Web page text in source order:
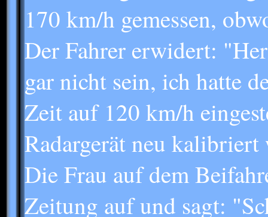
170 km/h gemessen,
Der Fahrer erwidert:
gar nicht sein, ich hatte
Zeit auf 120 km/h
Radargerät neu kalibriert
Die Frau auf dem
Zeitung auf und sagt: